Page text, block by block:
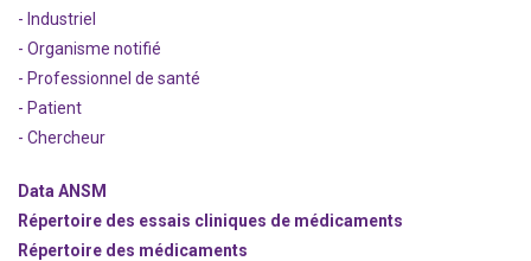
- Industriel
- Organisme notifié
- Professionnel de santé
- Patient
- Chercheur
Data ANSM
Répertoire des essais cliniques de médicaments
Répertoire des médicaments